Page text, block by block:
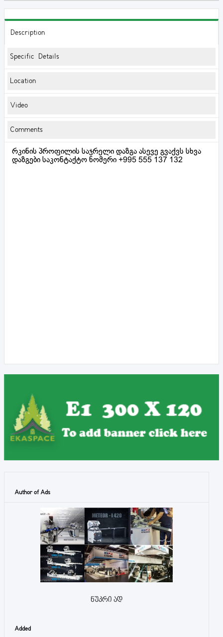
Description
Specific Details
Location
Video
Comments
რკინის პროფილის საჯრელი დაზგა ასევე გვაქვს სხვა
დაზგები საკონტაქტო ნომერი +995 555 137 132
Author of Ads
ნუკრი ად
Added